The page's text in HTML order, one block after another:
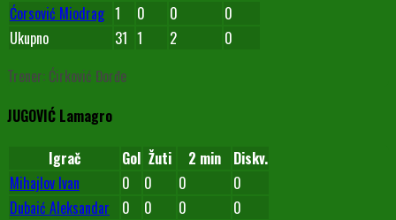
Ćorsović Miodrag 1 0 0
0
Ukupno
31 1 2
0
Trener: Ćirković Đorđe
JUGOVIĆ Lamagro
Igrač Gol Žuti 2 min
Diskv.
Mihajlov Ivan
0 0 0
0
Dubaić Aleksandar
0 0 0
0